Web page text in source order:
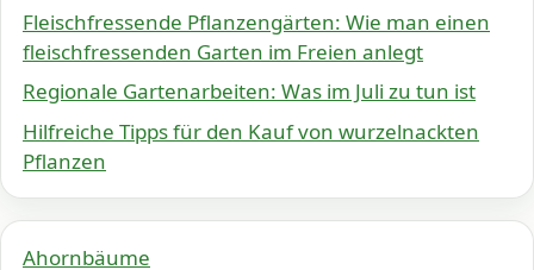
Fleischfressende Pflanzengärten: Wie man einen
fleischfressenden Garten im Freien anlegt
Regionale Gartenarbeiten: Was im Juli zu tun ist
Hilfreiche Tipps für den Kauf von wurzelnackten
Pflanzen
Ahornbäume